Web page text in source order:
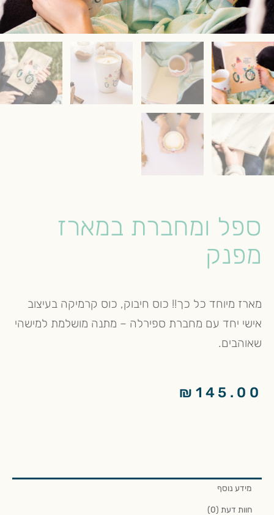
ספל ומחברת במארז
מפנק
מארז מיוחד כל כך!! כוס חיבוק, כוס קרמיקה בעיצוב
אישי יחד עם מחברת ספירלה – מתנה מושלמת למישהי
שאוהבים.
₪ 145.00
מידע נוסף
חוות דעת (0)